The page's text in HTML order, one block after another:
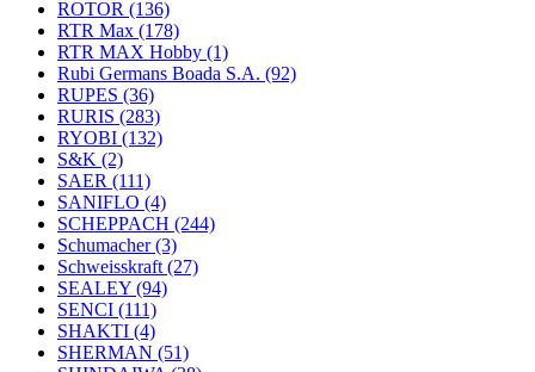
ROTOR (136)
RTR Max (178)
RTR MAX Hobby (1)
Rubi Germans Boada S.A. (92)
RUPES (36)
RURIS (283)
RYOBI (132)
S&K (2)
SAER (111)
SANIFLO (4)
SCHEPPACH (244)
Schumacher(3)
Schweisskraft (27)
SEALEY (94)
SENCI (111)
SHAKTI (4)
SHERMAN (51)